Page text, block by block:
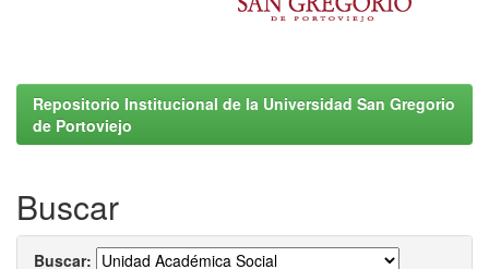
Repositorio Institucional de la Universidad San Gregorio
de Portoviejo
Buscar
Buscar: